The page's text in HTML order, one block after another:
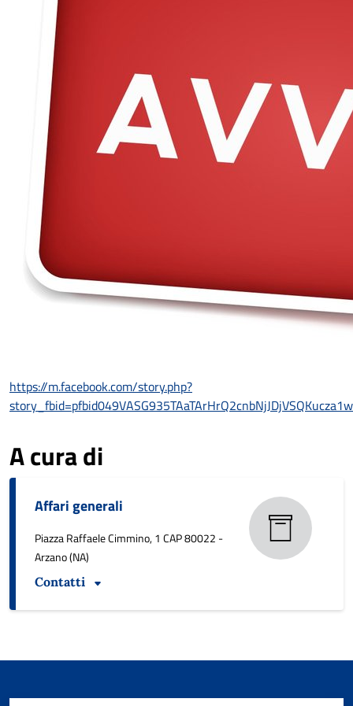
https://m.facebook.com/story.php?
A cura di
Affari generali
Piazza Raffaele Cimmino, 1 CAP 80022 -
Arzano (NA)
Contatti